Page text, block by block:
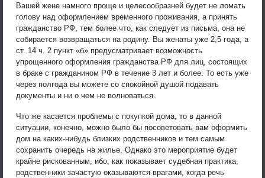
Вашей жене намного проще и целесообразней будет не ломать
голову над оформлением временного проживания, а принять
гражданство РФ, тем более что, как следует из письма, она не
собирается возвращаться на родину. Вы женаты уже 2,5 года, а
ст. 14 ч. 2 пункт «б» предусматривает возможность
упрощенного оформления гражданства РФ для лиц, состоящих
в браке с гражданином РФ в течение 3 лет и более. То есть уже
через полгода вы можете со спокойной душой подавать
документы и ни о чем не волноваться.
Что же касается проблемы с покупкой дома, то в данной
ситуации, конечно, можно было бы посоветовать вам оформить
дом на каких-нибудь близких родственников и тем самым
сохранить очередь на жилье. Однако это мероприятие будет
крайне рискованным, ибо, как показывает судебная практика,
родственники зачастую оказываются врагами, когда речь